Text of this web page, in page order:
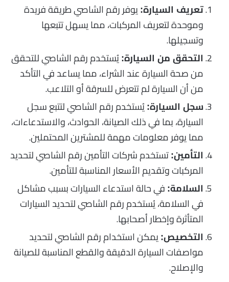
تعريف السيارة: يوفر رقم الشاصي طريقة فريدة
وموحدة لتعريف المركبات، مما يسهل تتبعها
وتسجيلها.
التحقق من السيارة: يُستخدم رقم الشاصي للتحقق
من صحة السيارة عند الشراء، مما يساعد في التأكد
من أن السيارة لم تتعرض للسرقة أو التلاعب.
سجل السيارة: يُستخدم رقم الشاصي لتتبع سجل
السيارة، بما في ذلك الصيانة، الحوادث، والاستدعاءات،
مما يوفر معلومات مهمة للمشترين المحتملين.
التأمين: تستخدم شركات التأمين رقم الشاصي لتحديد
المركبات وتقديم الأسعار المناسبة للتأمين.
السلامة: في حالة استدعاء السيارات بسبب مشاكل
في السلامة، يُستخدم رقم الشاصي لتحديد السيارات
المتأثرة وإخطار أصحابها.
التخصيص: يمكن استخدام رقم الشاصي لتحديد
مواصفات السيارة الدقيقة والقطع المناسبة للصيانة
والإصلاح.